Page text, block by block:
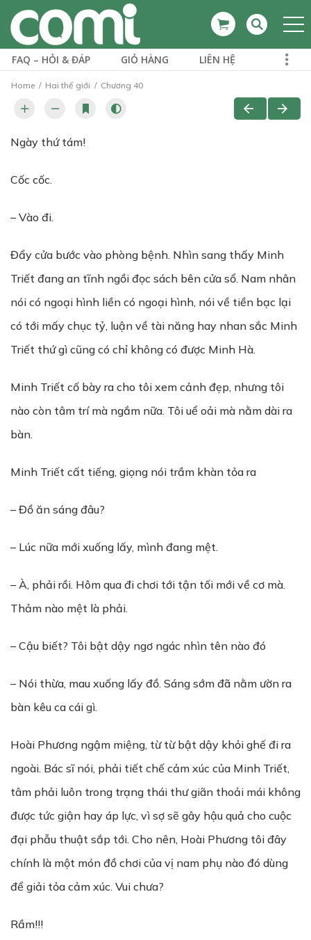
FAQ – HỎI & ĐÁP GIỎ HÀNG LIÊN HỆ
Home Hai thế giới Chương 40
Ngày thứ tám!
Cốc cốc.
– Vào đi.
Đẩy cửa bước vào phòng bệnh. Nhìn sang thấy Minh
Triết đang an tĩnh ngồi đọc sách bên cửa sổ. Nam nhân
nói có ngoại hình liền có ngoại hình, nói về tiền bạc lại
có tới mấy chục tỷ, luận về tài năng hay nhan sắc Minh
Triết thứ gì cũng có chỉ không có được Minh Hà.
Minh Triết cố bày ra cho tôi xem cảnh đẹp, nhưng tôi
nào còn tâm trí mà ngắm nữa. Tôi uể oải mà nằm dài ra
bàn.
Minh Triết cất tiếng, giọng nói trầm khàn tỏa ra
– Đồ ăn sáng đâu?
– Lúc nữa mới xuống lấy, mình đang mệt.
– À, phải rồi. Hôm qua đi chơi tới tận tối mới về cơ mà.
Thảm nào mệt là phải.
– Cậu biết? Tôi bật dậy ngơ ngác nhìn tên nào đó
– Nói thừa, mau xuống lấy đồ. Sáng sớm đã nằm ườn ra
bàn kêu ca cái gì.
Hoài Phương ngậm miệng, từ từ bật dậy khỏi ghế đi ra
ngoài. Bác sĩ nói, phải tiết chế cảm xúc của Minh Triết,
tâm phải luôn trong trạng thái thư giãn thoải mái không
được tức giận hay áp lực, vì sợ sẽ gây hậu quả cho cuộc
đại phẫu thuật sắp tới. Cho nên, Hoài Phương tôi đây
chính là một món đồ chơi của vị nam phụ nào đó dùng
để giải tỏa cảm xúc. Vui chưa?
Rầm!!!